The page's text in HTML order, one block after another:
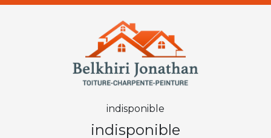
indisponible
indisponible